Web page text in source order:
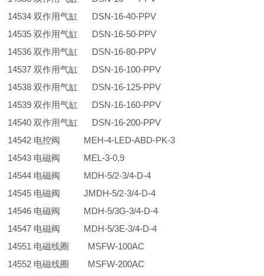
14534 双作用气缸 DSN-16-40-PPV
14535 双作用气缸 DSN-16-50-PPV
14536 双作用气缸 DSN-16-80-PPV
14537 双作用气缸 DSN-16-100-PPV
14538 双作用气缸 DSN-16-125-PPV
14539 双作用气缸 DSN-16-160-PPV
14540 双作用气缸 DSN-16-200-PPV
14542 电控阀 MEH-4-LED-ABD-PK-3
14543 电磁阀 MEL-3-0,9
14544 电磁阀 MDH-5/2-3/4-D-4
14545 电磁阀 JMDH-5/2-3/4-D-4
14546 电磁阀 MDH-5/3G-3/4-D-4
14547 电磁阀 MDH-5/3E-3/4-D-4
14551 电磁线圈 MSFW-100AC
14552 电磁线圈 MSFW-200AC